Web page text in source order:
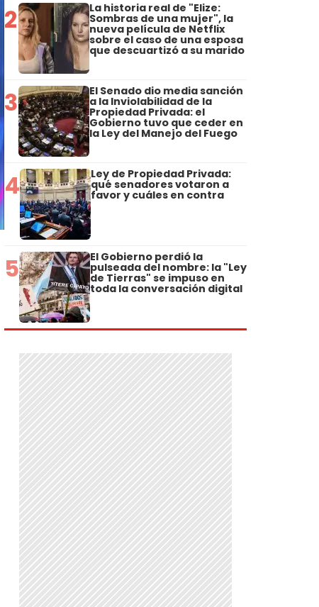
2 La historia real de "Elize:
Sombras de una mujer", la
nueva película de Netflix
sobre el caso de una esposa
que descuartizó a su marido
3 El Senado dio media sanción
a la Inviolabilidad de la
Propiedad Privada: el
Gobierno tuvo que ceder en
la Ley del Manejo del Fuego
4 Ley de Propiedad Privada:
qué senadores votaron a
favor y cuáles en contra
5 El Gobierno perdió la
pulseada del nombre: la "Ley
de Tierras" se impuso en
toda la conversación digital